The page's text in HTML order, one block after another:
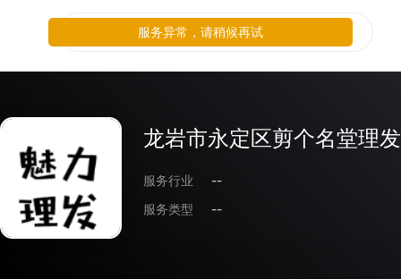
龙岩市永定区剪个名堂理
服务行业
--
服务类型
--
服务异常，请稍候再试